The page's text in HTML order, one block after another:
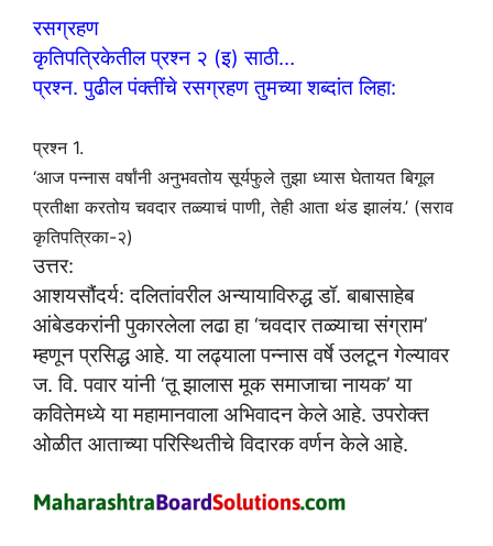
रसग्रहण
कृतिपत्रिकेतील प्रश्न २ (इ) साठी…
प्रश्न. पुढील पंक्तींचे रसग्रहण तुमच्या शब्दांत लिहा:
प्रश्न 1.
‘आज पन्नास वर्षांनी अनुभवतोय सूर्यफुले तुझा ध्यास घेतायत बिगूल
प्रतीक्षा करतोय चवदार तळ्याचं पाणी, तेही आता थंड झालंय.’ (सराव
कृतिपत्रिका-२)
उत्तर:
आशयसौंदर्य: दलितांवरील अन्यायाविरुद्ध डॉ. बाबासाहेब
आंबेडकरांनी पुकारलेला लढा हा ‘चवदार तळ्याचा संग्राम’
म्हणून प्रसिद्ध आहे. या लढ्याला पन्नास वर्षे उलटून गेल्यावर
ज. वि. पवार यांनी ‘तू झालास मूक समाजाचा नायक’ या
कवितेमध्ये या महामानवाला अभिवादन केले आहे. उपरोक्त
ओळीत आताच्या परिस्थितीचे विदारक वर्णन केले आहे.